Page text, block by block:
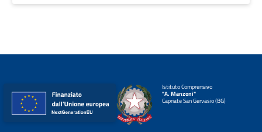
Istituto Comprensivo
"A. Manzoni"
Capriate San Gervasio (BG)